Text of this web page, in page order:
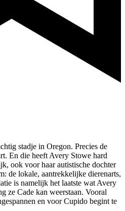
stadje in Oregon. Precies de
En die heeft Avery Stowe hard
ook voor haar autistische dochter
de lokale, aantrekkelijke dierenarts,
is namelijk het laatste wat Avery
ze Cade kan weerstaan. Vooral
en voor Cupido begint te